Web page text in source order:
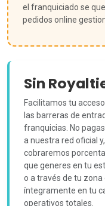
el franquiciado se
pedidos online
Sin
Facilitamos tu
las barreras de
franquicias. No
a nuestra red oficial
cobraremos
que generes en tu
o a través de tu zona
íntegramente en tu
operativos totales.